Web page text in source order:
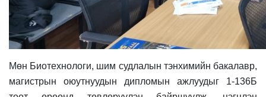
Мөн Биотехнологи, шим судлалын тэнхимийн бакалавр,
магистрын оюутнуудын дипломын ажлуудыг 1-136Б